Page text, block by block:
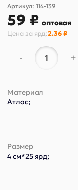
Артикул: 114-139
59 ₽ оптовая
Цена за ярд:2.36 ₽
- +
Материал
Атлас;
Размер
4 см*25 ярд;